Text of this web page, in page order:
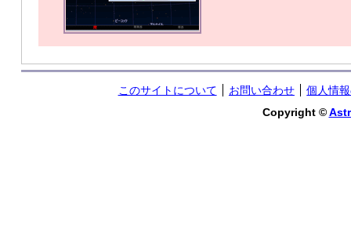
このサイトについて お問い合わせ
個人情
Copyright ©